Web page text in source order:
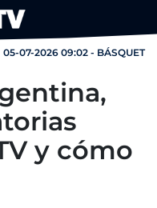
05-07-2026 09:02 - BÁSQUET
y cómo